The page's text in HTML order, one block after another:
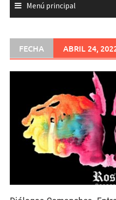
Menú principal
FECHA ABRIL 24,